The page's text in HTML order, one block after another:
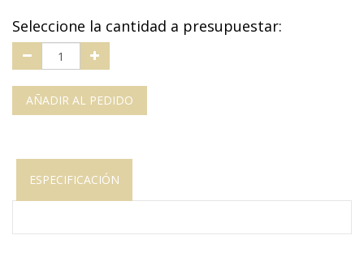
Seleccione la cantidad a presupuestar:
AÑADIR AL PEDIDO
ESPECIFICACIÓN